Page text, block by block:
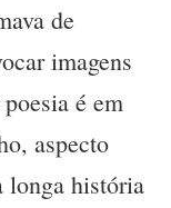
de
imagens
é em
aspecto
longa história